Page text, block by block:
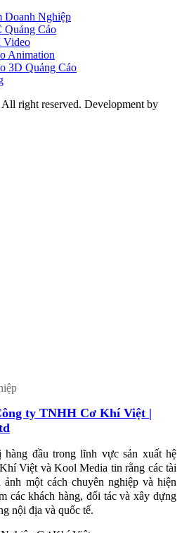
Doanh Nghiệp
Quảng Cáo
Video
Animation
3D Quảng Cáo
right reserved. Development by
ty TNHH Cơ Khí Việt |
đầu trong lĩnh vực sản xuất hệ
Việt và Kool Media tin rằng các tài
một cách chuyên nghiệp và hiện
các khách hàng, đối tác và xây dựng
nội địa và quốc tế.